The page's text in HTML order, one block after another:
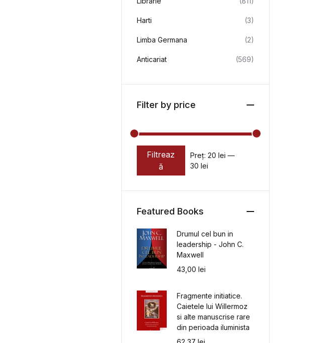
Harti (3)
Limba Germana (2)
Anticariat (569)
Filter by price
Preț minim
Preț maxim
Filtreaz
ă
Preț: 20 lei —
30 lei
Featured Books
Drumul cel bun in
leadership - John C.
Maxwell
43,00lei
Fragmente initiatice.
Caietele lui Willermoz
si alte manuscrise rare
din perioada iluminista